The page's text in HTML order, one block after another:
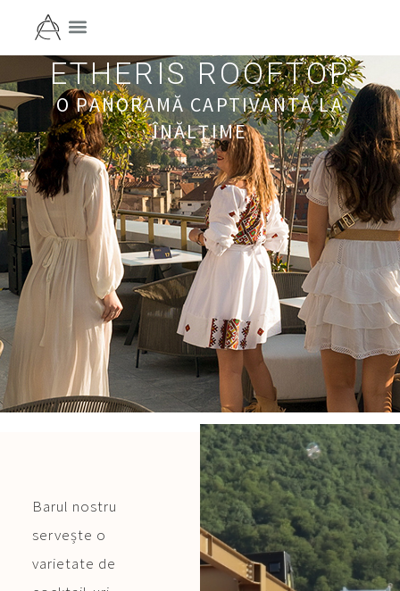
ETHERIS ROOFTOP
O PANORAMĂ CAPTIVANTĂ LA
ÎNĂLȚIME
Barul nostru
servește o
varietate de